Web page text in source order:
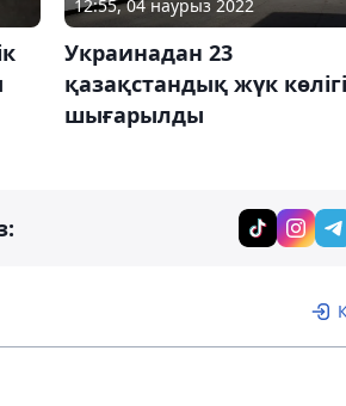
12:55, 04 наурыз 2022
Украинадан 23
қазақстандық жүк көлігі
шығарылды